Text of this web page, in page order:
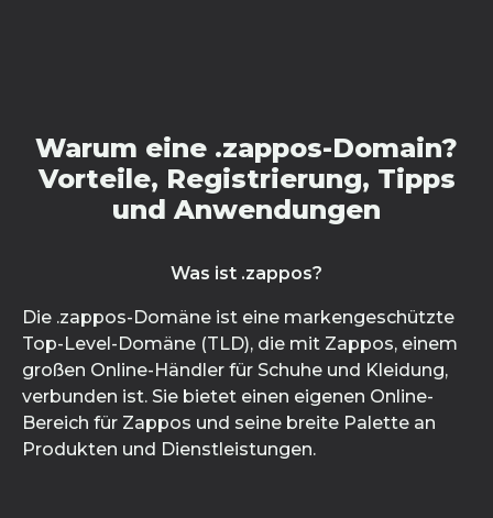
Warum eine .zappos-Domain?
Vorteile, Registrierung, Tipps
und Anwendungen
Was ist .zappos?
Die .zappos-Domäne ist eine markengeschützte
Top-Level-Domäne (TLD), die mit Zappos, einem
großen Online-Händler für Schuhe und Kleidung,
verbunden ist. Sie bietet einen eigenen Online-
Bereich für Zappos und seine breite Palette an
Produkten und Dienstleistungen.